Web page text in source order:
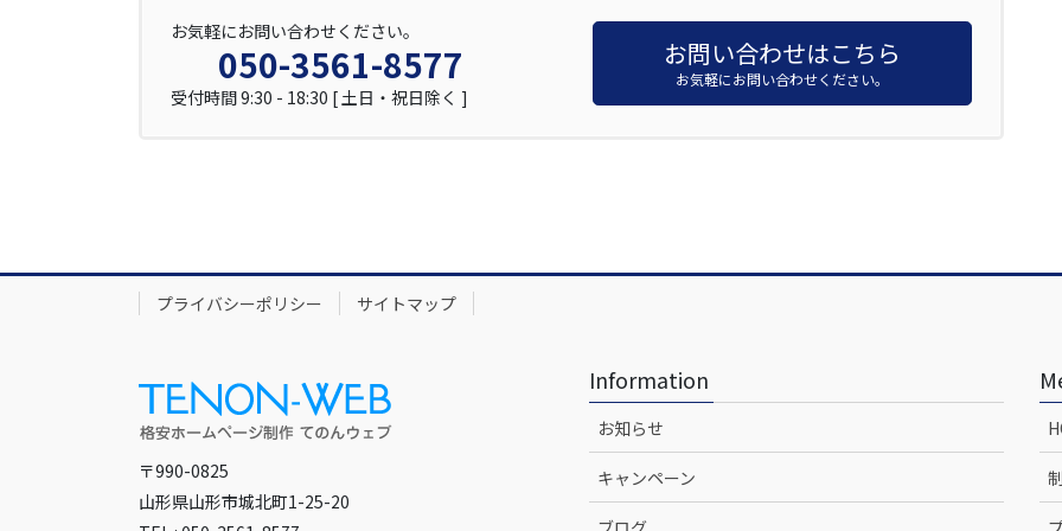
お気軽にお問い合わせください。
050-3561-8577
受付時間 9:30 - 18:30 [ 土日・祝日除く ]
お問い合わせはこちら
お気軽にお問い合わせください。
プライバシーポリシー サイトマップ
〒990-0825
山形県山形市城北町1-25-20
Information
お知らせ
キャンペーン